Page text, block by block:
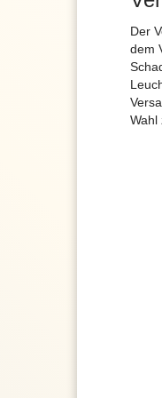
Der
dem
Wahl